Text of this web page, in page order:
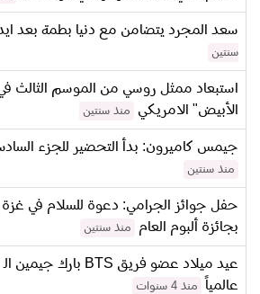
سعد المجرد يتضامن مع دنيا بطمة بعد
سنتين
استبعاد ممثل روسي من الموسم الثالث
الأبيض" الامريكي
منذ سنتين
جيمس كاميرون: بدأ التحضير للجزء
منذ سنتين
حفل جوائز الجرامي: دعوة للسلام في غزة
بجائزة ألبوم العام
منذ سنتين
عالمياً
منذ 4 سنوات